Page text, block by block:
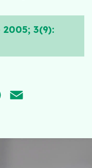
2005; 3(9):
PINTEREST